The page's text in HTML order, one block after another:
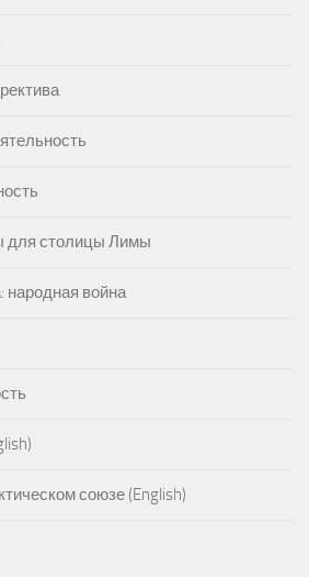
для столицы Лимы
народная война
союзе (English)